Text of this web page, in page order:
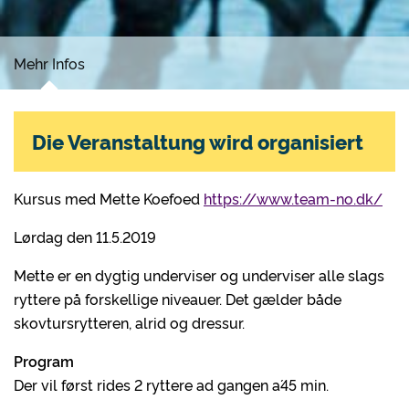
Mehr Infos
Kursus med Mette Koefoed https://www.team-no.dk/
Lørdag den 11.5.2019
Mette er en dygtig underviser og underviser alle slags
ryttere på forskellige niveauer. Det gælder både
skovtursrytteren, alrid og dressur.
Program
Der vil først rides 2 ryttere ad gangen a´45 min.
Die Veranstaltung wird organisiert